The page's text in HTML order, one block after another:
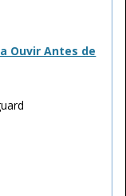
Ouvir Antes de